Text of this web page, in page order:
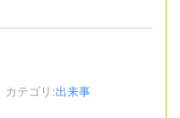
カテゴリ:出来事